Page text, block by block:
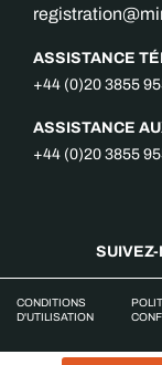
ASSISTANCE
+44 (0)20 3855
ASSISTANCE
+44 (0)20 3855
CONDITIONS
D'UTILISATION